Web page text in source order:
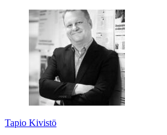
Tapio Kivistö